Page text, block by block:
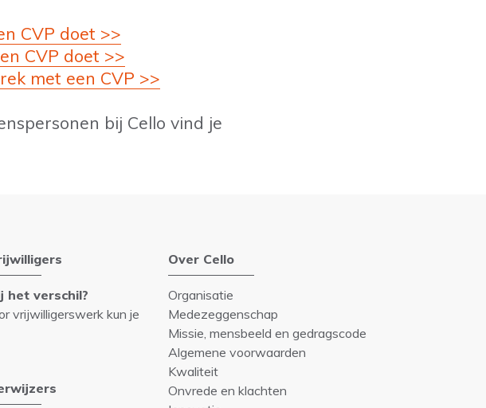
CVP doet >>
CVP doet >>
met een CVP >>
bij Cello vind je
het verschil?
vrijwilligerswerk kun je
Over Cello
Organisatie
Medezeggenschap
Missie, mensbeeld en gedragscode
Algemene voorwaarden
Kwaliteit
Onvrede en klachten